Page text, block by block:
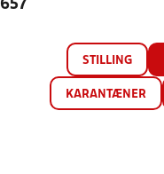
657
STILLING
KARANTÆNER